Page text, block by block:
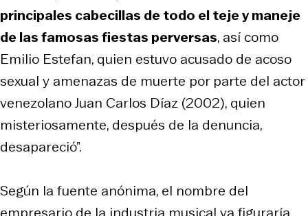
principales cabecillas de todo el teje y maneje
de las famosas fiestas perversas, así como
Emilio Estefan, quien estuvo acusado de acoso
sexual y amenazas de muerte por parte del actor
venezolano Juan Carlos Díaz (2002), quien
misteriosamente, después de la denuncia,
desapareció”.
Según la fuente anónima, el nombre del